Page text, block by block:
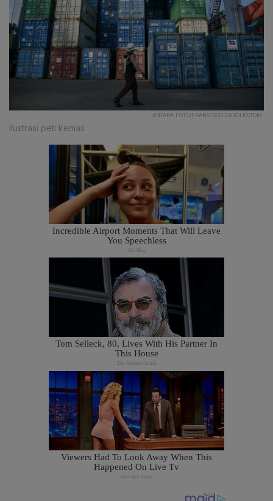
ANTARA FOTO/FRANSISCO CAROLIO/TOM.
Ilustrasi peti kemas